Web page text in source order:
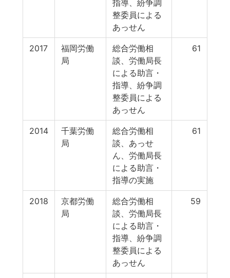
指導、紛争調
整委員による
あっせん
2017
福岡労働
局
総合労働相
談、労働局長
による助言・
指導、紛争調
整委員による
あっせん
61
2014
千葉労働
局
総合労働相
談、あっせ
ん、労働局長
による助言・
指導の実施
61
2018
京都労働
局
総合労働相
談、労働局長
による助言・
指導、紛争調
整委員による
あっせん
59